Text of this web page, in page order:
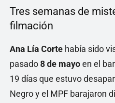
Tres semanas de
filmación
Ana Lía Corte había sido
pasado8 de mayoen el
19 días que estuvo
Negro y el MPF barajaron